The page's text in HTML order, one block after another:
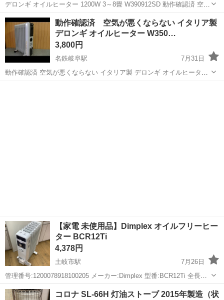
デロンギ オイルヒーター 1200W 3～8畳 W390912SD 動作確認済 空気
を汚さないので、子供やペットの居る家庭にオススメです。 使用上の
細かい傷や汚れがあると考えて下さい。 詳しくは画像にてご確認下さ
いよろ...
岐阜 岐阜市 名鉄岐阜駅 季節、空調家電
動作確認済 空気が悪くならない イタリア製
デロンギ オイルヒーター W350…
3,800円
名鉄岐阜駅
7月31日
動作確認済 空気が悪くならない イタリア製 デロンギ オイルヒーター
W350812TC です ご質問がありましたらご連絡下さい。 細かな点が一
【家電 未使用品】Dimplex オイルフリーヒー
ター BCR12Ti
4,378円
土岐市駅
7月26日
管理番号:1200078918100205 メーカー:Dimplex 型番:BCR12Ti 全長約:
高さ63×幅28×奥行39 (cm) 状態:未使用 特記事項:説明書有 ※ＰＣモニ
ター...
岐阜 土岐市 土岐市駅 季節、空調家電 Dimplex
コロナ SL-66H 灯油ストーブ 2015年製造（状